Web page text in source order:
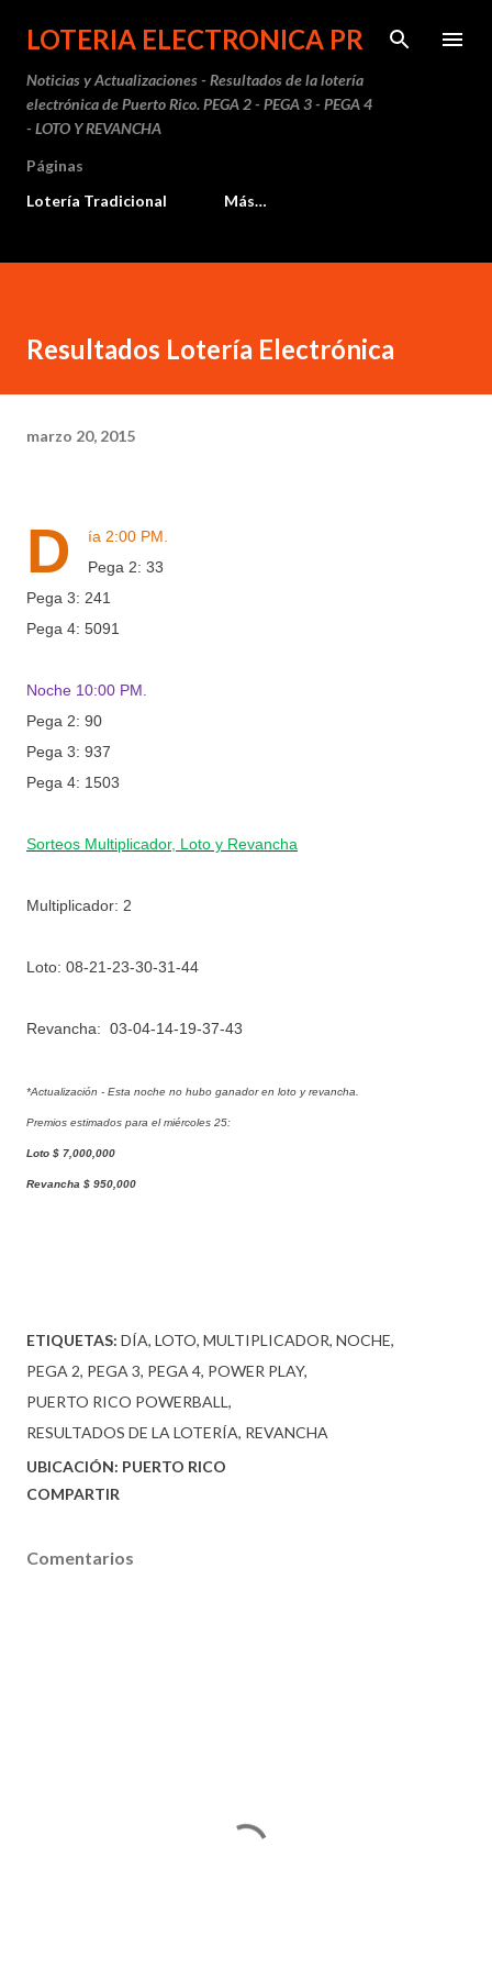
Ir al contenido principal
LOTERIA ELECTRONICA PR
Noticias y Actualizaciones - Resultados de la lotería
electrónica de Puerto Rico. PEGA 2 - PEGA 3 - PEGA 4
- LOTO Y REVANCHA
Páginas
Lotería Tradicional
Más…
Resultados Lotería Electrónica
marzo 20, 2015
D
ía 2:00 PM.
Pega 2: 33
Pega 3: 241
Pega 4: 5091
Noche 10:00 PM.
Pega 2: 90
Pega 3: 937
Pega 4: 1503
Sorteos Multiplicador, Loto y Revancha
Multiplicador: 2
Loto: 08-21-23-30-31-44
Revancha: 03-04-14-19-37-43
*Actualización - Esta noche no hubo ganador en loto y revancha.
Premios estimados para el miércoles 25:
Loto $ 7,000,000
Revancha $ 950,000
ETIQUETAS: DÍA LOTO MULTIPLICADOR NOCHE
PEGA 2 PEGA 3 PEGA 4 POWER PLAY
PUERTO RICO POWERBALL
RESULTADOS DE LA LOTERÍA REVANCHA
UBICACIÓN: PUERTO RICO
COMPARTIR
Comentarios